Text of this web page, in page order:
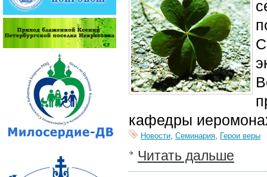
кафедры
Новости, Семинария, Герои веры
Читать дальше